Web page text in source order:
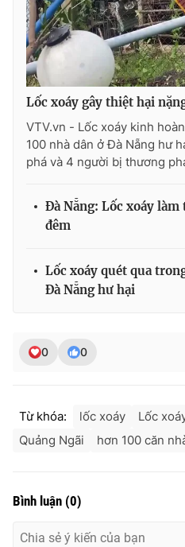
Ðiện thoại Thời báo VTV:024.66
Email:toasoan@vtv.vn
Liên hệ quảng cáo:024-
® Cấm sao chép dưới mọi hình
thuận bằng văn bản. Ghi rõ
Lốc xoáy gây thiệt hại
VTV.vn - Lốc xoáy kinh
100 nhà dân ở Đà Nẵng hư
phá và 4 người bị thương
Đà Nẵng: Lốc xoáy
đêm
Lốc xoáy quét qua
Đà Nẵng hư hại
0 0
Từ khóa: lốc xoáy
Lốc
Quảng Ngãi
hơn 100 căn
Bình luận (0)